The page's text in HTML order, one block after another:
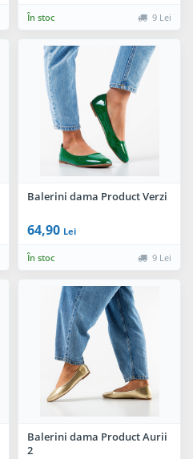
În stoc 9 Lei
Balerini dama Product Verzi
64,90 Lei
În stoc 9 Lei
Balerini dama Product Aurii
2